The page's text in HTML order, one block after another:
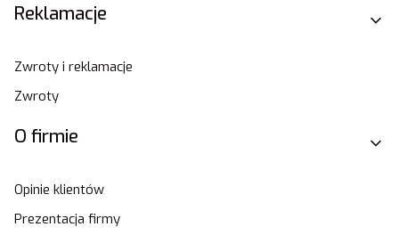
Reklamacje
Zwroty i reklamacje
Zwroty
O firmie
Opinie klientów
Prezentacja firmy